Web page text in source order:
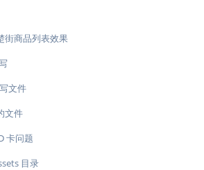
街商品列表效果
文件
文件
卡问题
目录